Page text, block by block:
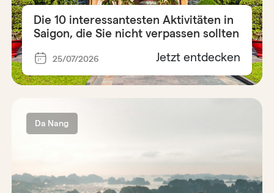
Die 10 interessantesten Aktivitäten in
Saigon, die Sie nicht verpassen sollten
25/07/2026 Jetzt entdecken
Da Nang